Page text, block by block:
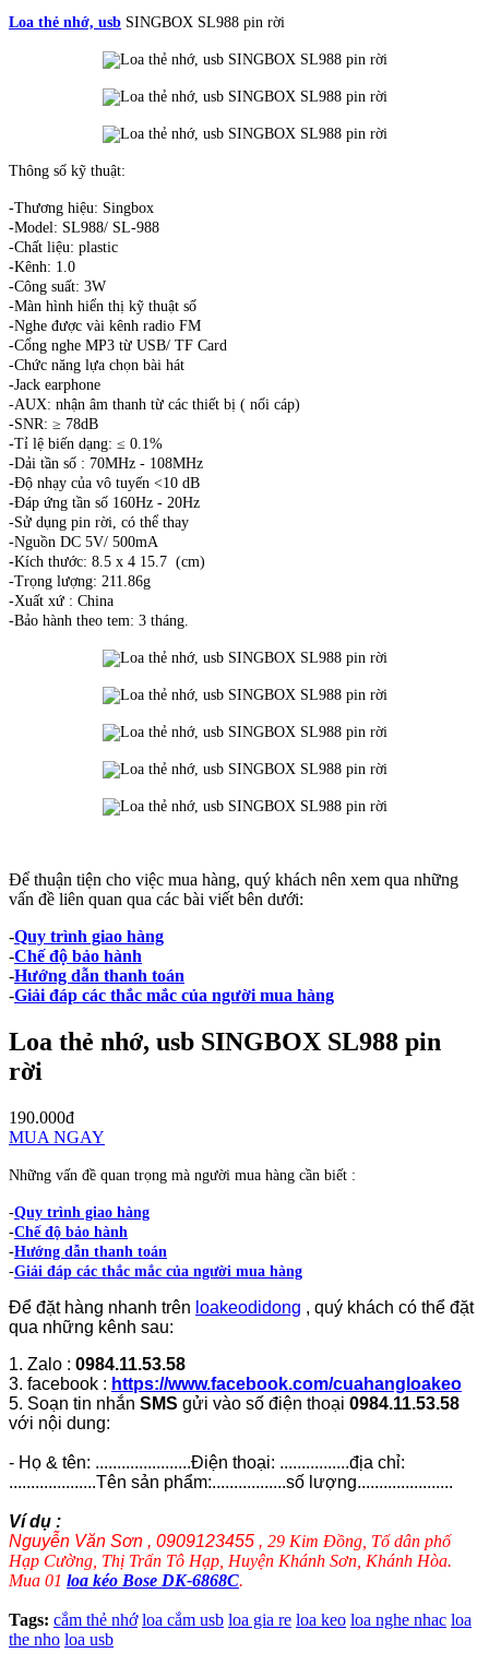
Loa thẻ nhớ, usb SINGBOX SL988 pin rời
Thông số kỹ thuật:
-Thương hiệu: Singbox
-Model: SL988/ SL-988
-Chất liệu: plastic
-Kênh: 1.0
-Công suất: 3W
-Màn hình hiển thị kỹ thuật số
-Nghe được vài kênh radio FM
-Cổng nghe MP3 từ USB/ TF Card
-Chức năng lựa chọn bài hát
-Jack earphone
-AUX: nhận âm thanh từ các thiết bị ( nối cáp)
-SNR: ≥ 78dB
-Tỉ lệ biến dạng: ≤ 0.1%
-Dải tần số : 70MHz - 108MHz
-Độ nhạy của vô tuyến <10 dB
-Đáp ứng tần số 160Hz - 20Hz
-Sử dụng pin rời, có thể thay
-Nguồn DC 5V/ 500mA
-Kích thước: 8.5 x 4 15.7 (cm)
-Trọng lượng: 211.86g
-Xuất xứ : China
-Bảo hành theo tem: 3 tháng.
Để thuận tiện cho việc mua hàng, quý khách nên xem qua những
vấn đề liên quan qua các bài viết bên dưới:
-Quy trình giao hàng
-Chế độ bảo hành
-Hướng dẫn thanh toán
-Giải đáp các thắc mắc của người mua hàng
Loa thẻ nhớ, usb SINGBOX SL988 pin
rời
190.000đ
MUA NGAY
Những vấn đề quan trọng mà người mua hàng cần biết :
-Quy trình giao hàng
-Chế độ bảo hành
-Hướng dẫn thanh toán
-Giải đáp các thắc mắc của người mua hàng
Để đặt hàng nhanh trên loakeodidong , quý khách có thể đặt
qua những kênh sau:
1. Zalo : 0984.11.53.58
3. facebook : https://www.facebook.com/cuahangloakeo
5. Soạn tin nhắn SMS gửi vào số điện thoại 0984.11.53.58
với nội dung:
- Họ & tên: ......................Điện thoại: ................địa chỉ:
....................Tên sản phẩm:.................số lượng......................
Ví dụ :
Nguyễn Văn Sơn , 0909123455 , 29 Kim Đồng, Tổ dân phố
Hạp Cường, Thị Trấn Tô Hạp, Huyện Khánh Sơn, Khánh Hòa.
Mua 01 loa kéo Bose DK-6868C.
Tags: cắm thẻ nhớ loa cắm usb loa gia re loa keo loa nghe nhac loa
the nho loa usb